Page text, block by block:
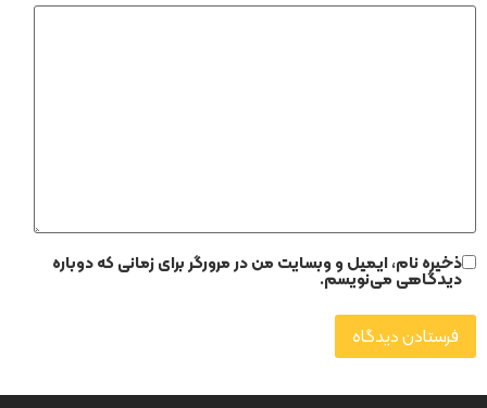
ذخیره نام، ایمیل و وبسایت من در مرورگر برای زمانی که دوباره
دیدگاهی می‌نویسم.